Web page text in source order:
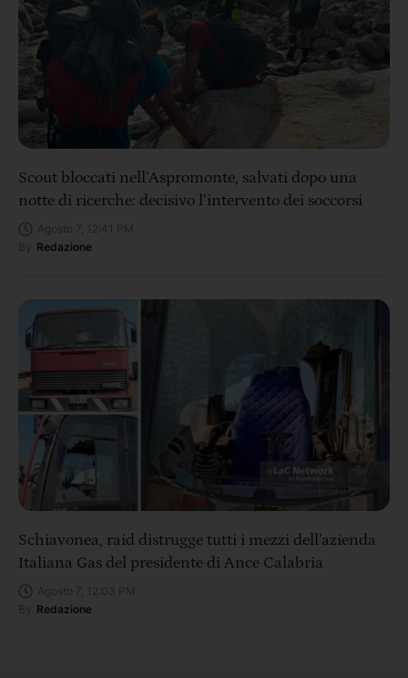
Scout bloccati nell’Aspromonte, salvati dopo una
notte di ricerche: decisivo l’intervento dei soccorsi
Redazione
Schiavonea, raid distrugge tutti i mezzi dell’azienda
Italiana Gas del presidente di Ance Calabria
Redazione